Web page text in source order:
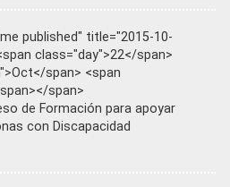
published" title="2015-10-
class="day">22</span>
span> <span
span>
de Formación para apoyar
con Discapacidad